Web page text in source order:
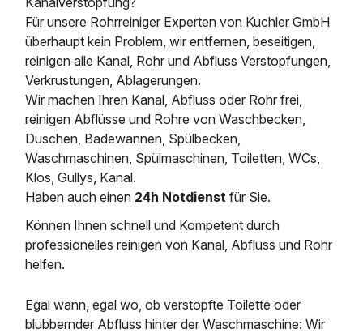
Für unsere Rohrreiniger Experten von Kuchler GmbH
überhaupt kein Problem, wir entfernen, beseitigen,
reinigen alle Kanal, Rohr und Abfluss Verstopfungen,
Verkrustungen, Ablagerungen.
Wir machen Ihren Kanal, Abfluss oder Rohr frei,
reinigen Abflüsse und Rohre von Waschbecken,
Duschen, Badewannen, Spülbecken,
Waschmaschinen, Spülmaschinen, Toiletten, WCs,
Klos, Gullys, Kanal.
Haben auch einen 24h Notdienst für Sie.
Können Ihnen schnell und Kompetent durch
professionelles reinigen von Kanal, Abfluss und Rohr
helfen.
Egal wann, egal wo, ob verstopfte Toilette oder
blubbernder Abfluss hinter der Waschmaschine: Wir